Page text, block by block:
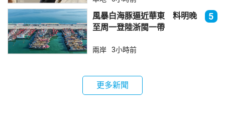
風暴白海豚逼近華東 料明晚
至周一登陸浙閩一帶
5
兩岸 3小時前
更多新聞